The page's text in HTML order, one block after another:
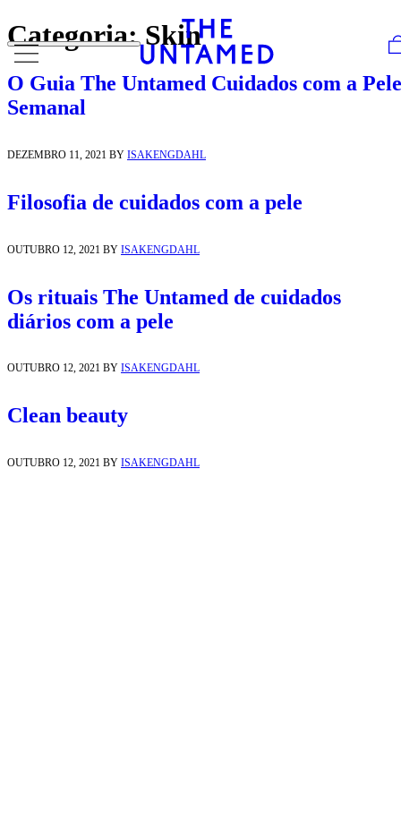
Skip to content
Categoria:Skin
O Guia The Untamed Cuidados com a Pele
Semanal
DEZEMBRO 11, 2021 BY ISAKENGDAHL
Filosofia de cuidados com a pele
OUTUBRO 12, 2021 BY ISAKENGDAHL
Os rituais The Untamed ​de cuidados
diários com a pele
OUTUBRO 12, 2021 BY ISAKENGDAHL
Clean beauty
OUTUBRO 12, 2021 BY ISAKENGDAHL